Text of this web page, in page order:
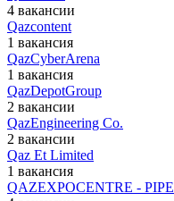
4 вакансии
Qazcontent
1 вакансия
QazCyberArena
1 вакансия
QazDepotGroup
2 вакансии
QazEngineering Co.
2 вакансии
Qaz Et Limited
1 вакансия
QAZEXPOCENTRE - PIPE